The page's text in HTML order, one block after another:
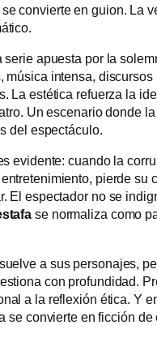
se convierte en guion. La
serie apuesta por la
música intensa, discursos
La estética refuerza la
Un escenario donde la
del espectáculo.
evidente: cuando la
pierde su
El espectador no se
se normaliza como
a sus personajes,
con profundidad.
a la reflexión ética. Y
se convierte en ficción de